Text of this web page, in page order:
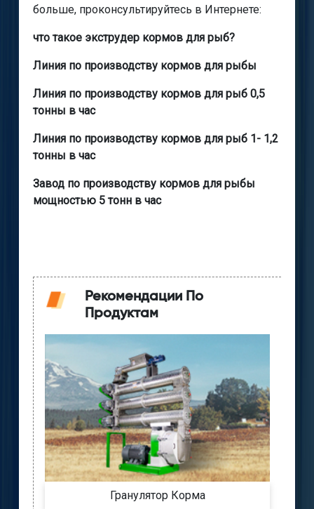
больше, проконсультируйтесь в Интернете:
что такое экструдер кормов для рыб?
Линия по производству кормов для рыбы
Линия по производству кормов для рыб 0,5
тонны в час
Линия по производству кормов для рыб 1- 1,2
тонны в час​​​​​​​
Завод по производству кормов для рыбы
мощностью 5 тонн в час
Рекомендации По
Продуктам
Гранулятор Корма